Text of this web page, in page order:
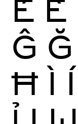
Ế Ề
Ĝ Ğ
Ħ Ì Í